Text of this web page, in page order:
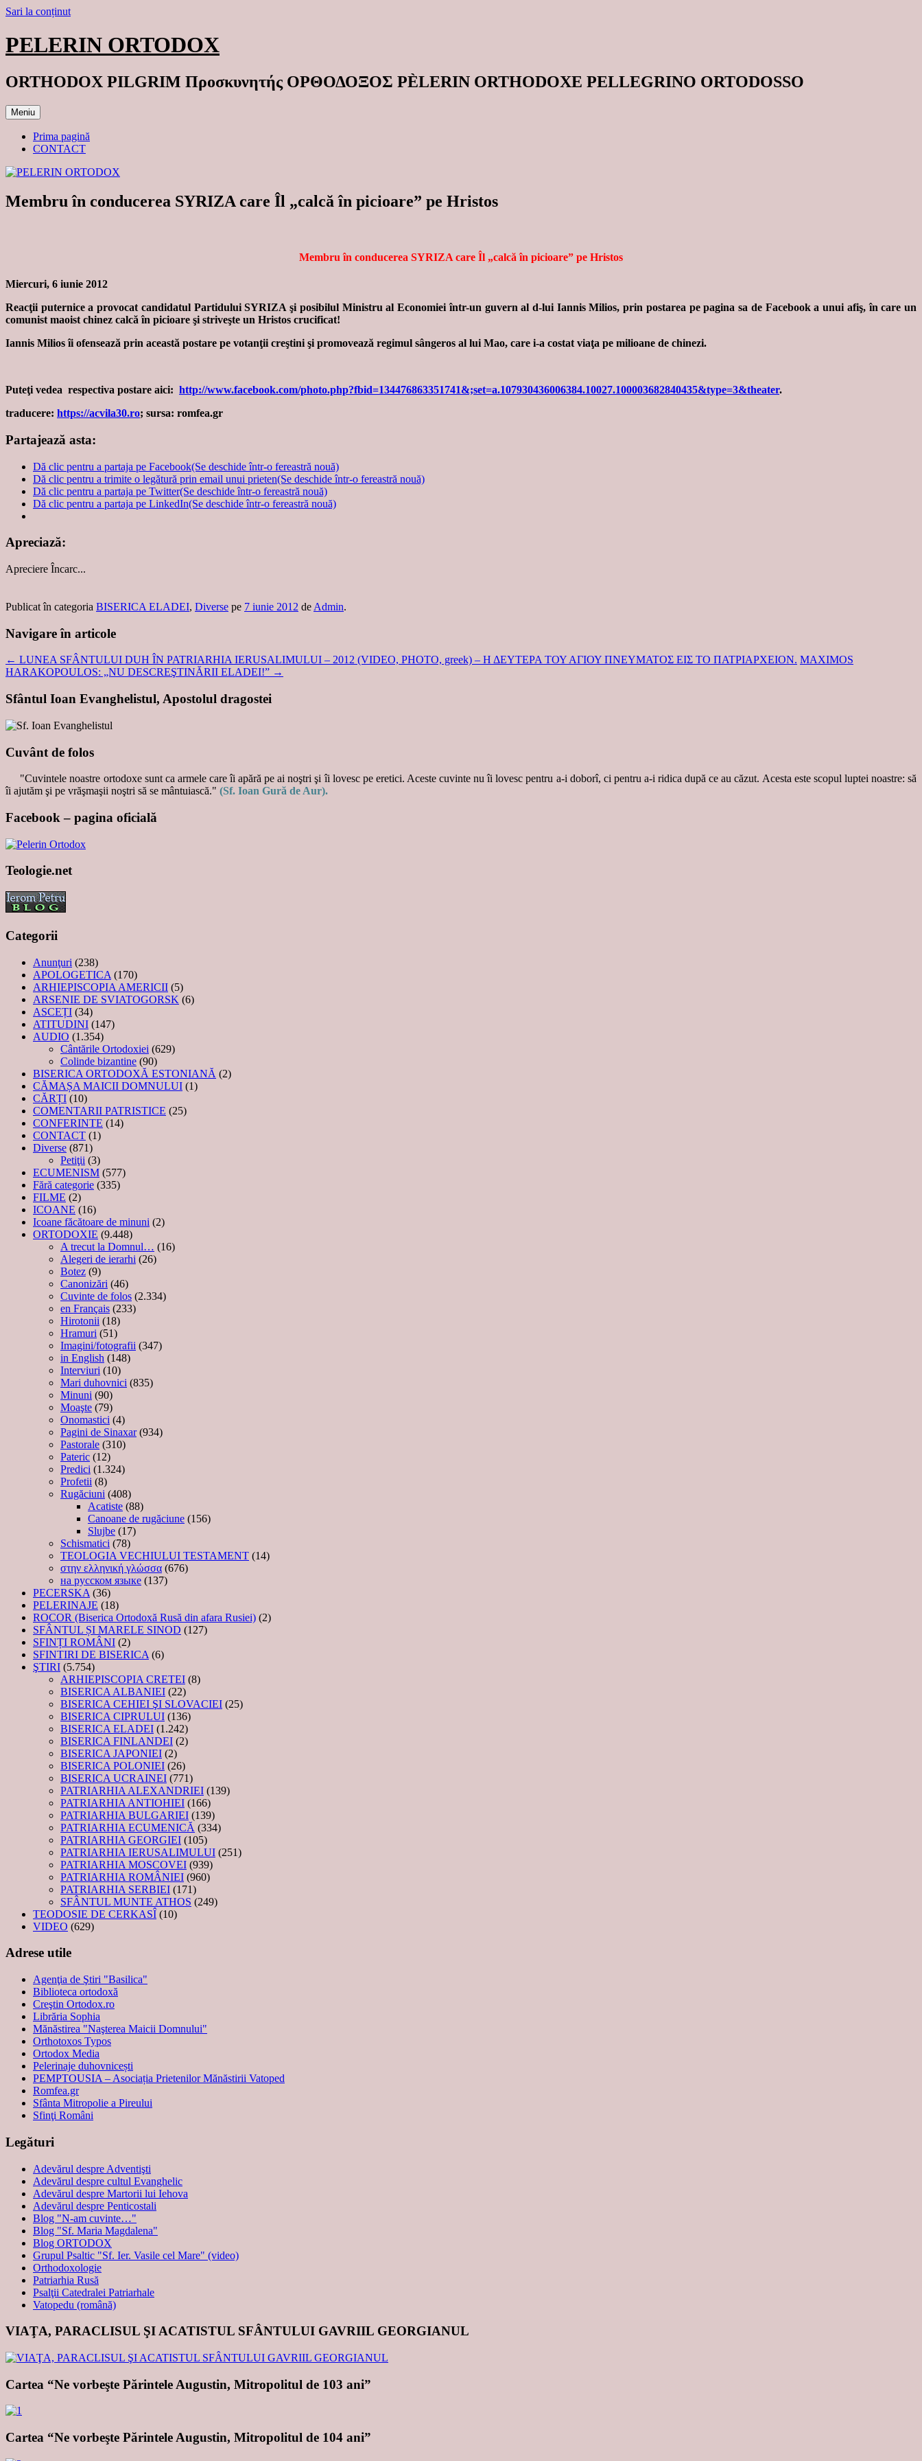
Sari la conținut
PELERIN ORTODOX
ORTHODOX PILGRIM Προσκυνητής ΟΡΘΟΔΟΞΟΣ PÈLERIN ORTHODOXE PELLEGRINO ORTODOSSO
Meniu
Prima pagină
CONTACT
Membru în conducerea SYRIZA care Îl „calcă în picioare” pe Hristos
Membru în conducerea SYRIZA care Îl „calcă în picioare” pe Hristos
Miercuri, 6 iunie 2012
Reacţii puternice a provocat candidatul Partidului SYRIZA şi posibilul Ministru al Economiei într-un guvern al d-lui Iannis Milios, prin postarea pe pagina sa de Facebook a unui afiş, în care un
comunist maoist chinez calcă în picioare şi striveşte un Hristos crucificat!
Iannis Milios îi ofensează prin această postare pe votanţii creştini şi promovează regimul sângeros al lui Mao, care i-a costat viaţa pe milioane de chinezi.
Puteţi vedea respectiva postare aici: http://www.facebook.com/photo.php?fbid=134476863351741&;set=a.107930436006384.10027.100003682840435&type=3&theater.
traducere: https://acvila30.ro; sursa: romfea.gr
Partajează asta:
Dă clic pentru a partaja pe Facebook(Se deschide într-o fereastră nouă)
Dă clic pentru a trimite o legătură prin email unui prieten(Se deschide într-o fereastră nouă)
Dă clic pentru a partaja pe Twitter(Se deschide într-o fereastră nouă)
Dă clic pentru a partaja pe LinkedIn(Se deschide într-o fereastră nouă)
Apreciază:
Apreciere Încarc...
Publicat în categoria BISERICA ELADEI, Diverse pe 7 iunie 2012 de Admin.
Navigare în articole
← LUNEA SFÂNTULUI DUH ÎN PATRIARHIA IERUSALIMULUI – 2012 (VIDEO, PHOTO, greek) – Η ΔΕΥΤΕΡΑ ΤΟΥ ΑΓΙΟΥ ΠΝΕΥΜΑΤΟΣ ΕΙΣ ΤΟ ΠΑΤΡΙΑΡΧΕΙΟΝ. MAXIMOS
HARAKOPOULOS: „NU DESCREŞTINĂRII ELADEI!” →
Sfântul Ioan Evanghelistul, Apostolul dragostei
Cuvânt de folos
"Cuvintele noastre ortodoxe sunt ca armele care îi apără pe ai noştri şi îi lovesc pe eretici. Aceste cuvinte nu îi lovesc pentru a-i doborî, ci pentru a-i ridica după ce au căzut. Acesta este scopul luptei noastre: să
îi ajutăm şi pe vrăşmaşii noştri să se mântuiască." (Sf. Ioan Gură de Aur).
Facebook – pagina oficială
Teologie.net
Categorii
Anunţuri (238)
APOLOGETICA (170)
ARHIEPISCOPIA AMERICII (5)
ARSENIE DE SVIATOGORSK (6)
ASCEȚI (34)
ATITUDINI (147)
AUDIO (1.354)
Cântările Ortodoxiei (629)
Colinde bizantine (90)
BISERICA ORTODOXĂ ESTONIANĂ (2)
CĂMAȘA MAICII DOMNULUI (1)
CĂRȚI (10)
COMENTARII PATRISTICE (25)
CONFERINTE (14)
CONTACT (1)
Diverse (871)
Petiţii (3)
ECUMENISM (577)
Fără categorie (335)
FILME (2)
ICOANE (16)
Icoane făcătoare de minuni (2)
ORTODOXIE (9.448)
A trecut la Domnul… (16)
Alegeri de ierarhi (26)
Botez (9)
Canonizări (46)
Cuvinte de folos (2.334)
en Français (233)
Hirotonii (18)
Hramuri (51)
Imagini/fotografii (347)
in English (148)
Interviuri (10)
Mari duhovnici (835)
Minuni (90)
Moaşte (79)
Onomastici (4)
Pagini de Sinaxar(934)
Pastorale (310)
Pateric (12)
Predici (1.324)
Profetii (8)
Rugăciuni (408)
Acatiste (88)
Canoane de rugăciune (156)
Slujbe (17)
Schismatici (78)
TEOLOGIA VECHIULUI TESTAMENT (14)
στην ελληνική γλώσσα (676)
на русском языке (137)
PECERSKA (36)
PELERINAJE (18)
ROCOR (Biserica Ortodoxă Rusă din afara Rusiei) (2)
SFÂNTUL ȘI MARELE SINOD (127)
SFINȚI ROMÂNI (2)
SFINTIRI DE BISERICA (6)
ŞTIRI (5.754)
ARHIEPISCOPIA CRETEI (8)
BISERICA ALBANIEI (22)
BISERICA CEHIEI ŞI SLOVACIEI (25)
BISERICA CIPRULUI (136)
BISERICA ELADEI (1.242)
BISERICA FINLANDEI (2)
BISERICA JAPONIEI (2)
BISERICA POLONIEI (26)
BISERICA UCRAINEI (771)
PATRIARHIA ALEXANDRIEI (139)
PATRIARHIA ANTIOHIEI (166)
PATRIARHIA BULGARIEI (139)
PATRIARHIA ECUMENICĂ (334)
PATRIARHIA GEORGIEI (105)
PATRIARHIA IERUSALIMULUI (251)
PATRIARHIA MOSCOVEI (939)
PATRIARHIA ROMÂNIEI (960)
PATRIARHIA SERBIEI (171)
SFÂNTUL MUNTE ATHOS (249)
TEODOSIE DE CERKASÎ (10)
VIDEO (629)
Adrese utile
Agenţia de Ştiri "Basilica"
Biblioteca ortodoxă
Creştin Ortodox.ro
Librăria Sophia
Mănăstirea "Naşterea Maicii Domnului"
Orthotoxos Typos
Ortodox Media
Pelerinaje duhovnicești
PEMPTOUSIA – Asociația Prietenilor Mănăstirii Vatoped
Romfea.gr
Sfânta Mitropolie a Pireului
Sfinţi Români
Legături
Adevărul despre Adventişti
Adevărul despre cultul Evanghelic
Adevărul despre Martorii lui Iehova
Adevărul despre Penticostali
Blog "N-am cuvinte…"
Blog "Sf. Maria Magdalena"
Blog ORTODOX
Grupul Psaltic "Sf. Ier. Vasile cel Mare" (video)
Orthodoxologie
Patriarhia Rusă
Psalţii Catedralei Patriarhale
Vatopedu (română)
VIAŢA, PARACLISUL ŞI ACATISTUL SFÂNTULUI GAVRIIL GEORGIANUL
Cartea “Ne vorbeşte Părintele Augustin, Mitropolitul de 103 ani”
Cartea “Ne vorbeşte Părintele Augustin, Mitropolitul de 104 ani”